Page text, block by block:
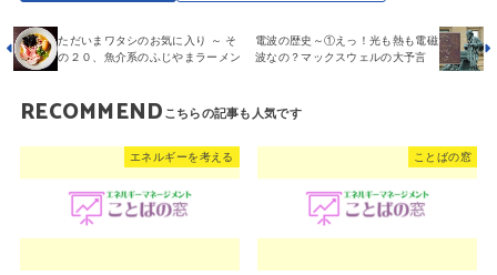
電波の歴史～①えっ！光も熱も電磁
波なの？マックスウェルの大予言
ただいまワタシのお気に入り ～ そ
の２０、魚介系のふじやまラーメン
RECOMMEND
エネルギーを考える ことばの窓